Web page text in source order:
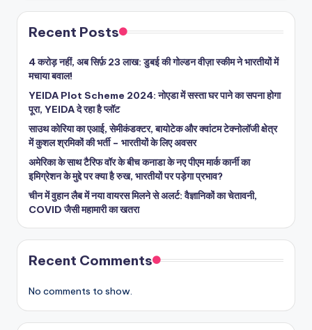
Recent Posts
4 करोड़ नहीं, अब सिर्फ़ 23 लाख: डुबई की गोल्डन वीज़ा स्कीम ने भारतीयों में
मचाया बवाल!
YEIDA Plot Scheme 2024: नोएडा में सस्ता घर पाने का सपना होगा
पूरा, YEIDA दे रहा है प्लॉट
साउथ कोरिया का एआई, सेमीकंडक्टर, बायोटेक और क्वांटम टेक्नोलॉजी क्षेत्र
में कुशल श्रमिकों की भर्ती – भारतीयों के लिए अवसर
अमेरिका के साथ टैरिफ वॉर के बीच कनाडा के नए पीएम मार्क कार्नी का
इमिग्रेशन के मुद्दे पर क्या है रुख, भारतीयों पर पड़ेगा प्रभाव?
चीन में वुहान लैब में नया वायरस मिलने से अलर्ट: वैज्ञानिकों का चेतावनी,
COVID जैसी महामारी का खतरा
Recent Comments
No comments to show.